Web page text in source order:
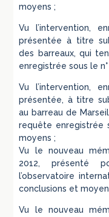
moyens ;
Vu l’intervention,
présentée à titre
des barreaux, qui
enregistrée sous le
Vu l’intervention,
présentée, à titre
au barreau de
requête enregistrée
moyens ;
Vu le nouveau
2012, présenté
l’observatoire
conclusions et
Vu le nouveau